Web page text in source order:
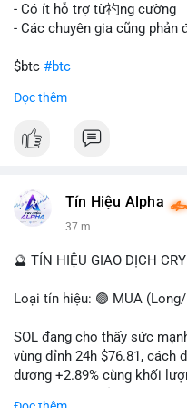
gây sốc thanh khoản tức
tâm lý ngắn hạn nếu hướng
Lời khuyên cho nhà đầu tư
hướng đi của dòng tiền.
rõ ràng về đích đến của số
#dongtienlon
- Có ít hỗ trợ từ礿ng cường
- Các chuyên gia cũng phản
$btc #btc
#vlikevn
📰 Nguồn: CoinDesk
Đọc thêm
Tín Hiệu Alpha
37 m
🔮 TÍN HIỆU GIAO DỊCH
Loại tín hiệu: 🟢 MUA
SOL đang cho thấy sức
vùng đỉnh 24h $76.81, cách
dương +2.89% cùng khối